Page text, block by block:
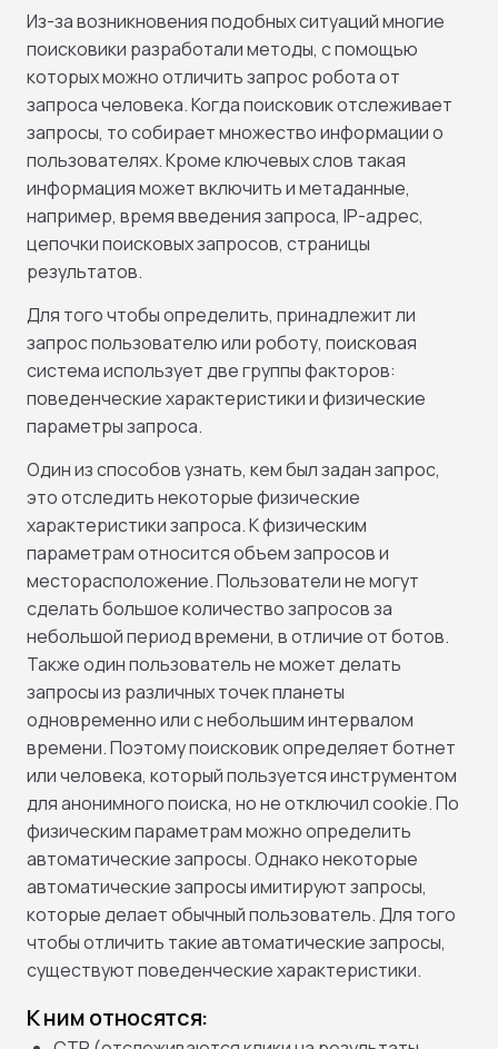
Из-за возникновения подобных ситуаций многие
поисковики разработали методы, с помощью
которых можно отличить запрос робота от
запроса человека. Когда поисковик отслеживает
запросы, то собирает множество информации о
пользователях. Кроме ключевых слов такая
информация может включить и метаданные,
например, время введения запроса, IP-адрес,
цепочки поисковых запросов, страницы
результатов.
Для того чтобы определить, принадлежит ли
запрос пользователю или роботу, поисковая
система использует две группы факторов:
поведенческие характеристики и физические
параметры запроса.
Один из способов узнать, кем был задан запрос,
это отследить некоторые физические
характеристики запроса. К физическим
параметрам относится объем запросов и
месторасположение. Пользователи не могут
сделать большое количество запросов за
небольшой период времени, в отличие от ботов.
Также один пользователь не может делать
запросы из различных точек планеты
одновременно или с небольшим интервалом
времени. Поэтому поисковик определяет ботнет
или человека, который пользуется инструментом
для анонимного поиска, но не отключил cookie. По
физическим параметрам можно определить
автоматические запросы. Однако некоторые
автоматические запросы имитируют запросы,
которые делает обычный пользователь. Для того
чтобы отличить такие автоматические запросы,
существуют поведенческие характеристики.
К ним относятся: